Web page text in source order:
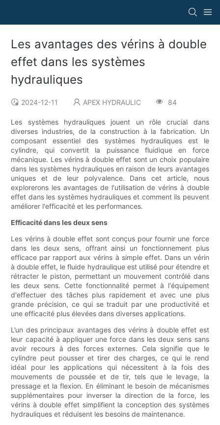
Les avantages des vérins à double
effet dans les systèmes
hydrauliques
2024-12-11 APEX HYDRAULIC 84
Les systèmes hydrauliques jouent un rôle crucial dans
diverses industries, de la construction à la fabrication. Un
composant essentiel des systèmes hydrauliques est le
cylindre, qui convertit la puissance fluidique en force
mécanique. Les vérins à double effet sont un choix populaire
dans les systèmes hydrauliques en raison de leurs avantages
uniques et de leur polyvalence. Dans cet article, nous
explorerons les avantages de l'utilisation de vérins à double
effet dans les systèmes hydrauliques et comment ils peuvent
améliorer l'efficacité et les performances.
Efficacité dans les deux sens
Les vérins à double effet sont conçus pour fournir une force
dans les deux sens, offrant ainsi un fonctionnement plus
efficace par rapport aux vérins à simple effet. Dans un vérin
à double effet, le fluide hydraulique est utilisé pour étendre et
rétracter le piston, permettant un mouvement contrôlé dans
les deux sens. Cette fonctionnalité permet à l'équipement
d'effectuer des tâches plus rapidement et avec une plus
grande précision, ce qui se traduit par une productivité et
une efficacité plus élevées dans diverses applications.
L’un des principaux avantages des vérins à double effet est
leur capacité à appliquer une force dans les deux sens sans
avoir recours à des forces externes. Cela signifie que le
cylindre peut pousser et tirer des charges, ce qui le rend
idéal pour les applications qui nécessitent à la fois des
mouvements de poussée et de tir, tels que le levage, la
pressage et la flexion. En éliminant le besoin de mécanismes
supplémentaires pour inverser la direction de la force, les
vérins à double effet simplifient la conception des systèmes
hydrauliques et réduisent les besoins de maintenance.